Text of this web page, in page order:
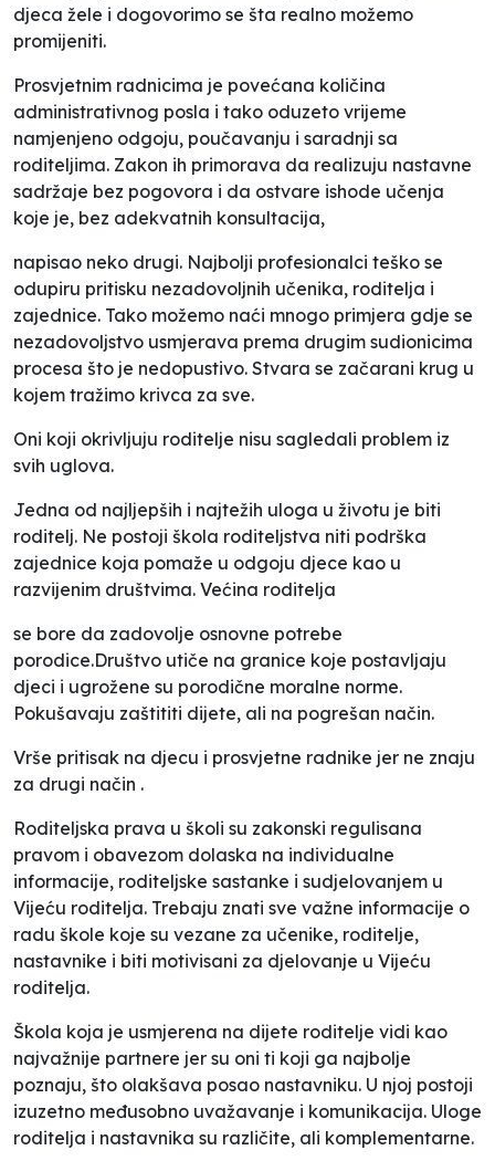
djeca žele i dogovorimo se šta realno možemo
promijeniti.
Prosvjetnim radnicima je povećana količina
administrativnog posla i tako oduzeto vrijeme
namjenjeno odgoju, poučavanju i saradnji sa
roditeljima. Zakon ih primorava da realizuju nastavne
sadržaje bez pogovora i da ostvare ishode učenja
koje je, bez adekvatnih konsultacija,
napisao neko drugi. Najbolji profesionalci teško se
odupiru pritisku nezadovoljnih učenika, roditelja i
zajednice. Tako možemo naći mnogo primjera gdje se
nezadovoljstvo usmjerava prema drugim sudionicima
procesa što je nedopustivo. Stvara se začarani krug u
kojem tražimo krivca za sve.
Oni koji okrivljuju roditelje nisu sagledali problem iz
svih uglova.
Jedna od najljepših i najtežih uloga u životu je biti
roditelj. Ne postoji škola roditeljstva niti podrška
zajednice koja pomaže u odgoju djece kao u
razvijenim društvima. Većina roditelja
se bore da zadovolje osnovne potrebe
porodice.Društvo utiče na granice koje postavljaju
djeci i ugrožene su porodične moralne norme.
Pokušavaju zaštititi dijete, ali na pogrešan način.
Vrše pritisak na djecu i prosvjetne radnike jer ne znaju
za drugi način .
Roditeljska prava u školi su zakonski regulisana
pravom i obavezom dolaska na individualne
informacije, roditeljske sastanke i sudjelovanjem u
Vijeću roditelja. Trebaju znati sve važne informacije o
radu škole koje su vezane za učenike, roditelje,
nastavnike i biti motivisani za djelovanje u Vijeću
roditelja.
Škola koja je usmjerena na dijete roditelje vidi kao
najvažnije partnere jer su oni ti koji ga najbolje
poznaju, što olakšava posao nastavniku. U njoj postoji
izuzetno međusobno uvažavanje i komunikacija. Uloge
roditelja i nastavnika su različite, ali komplementarne.